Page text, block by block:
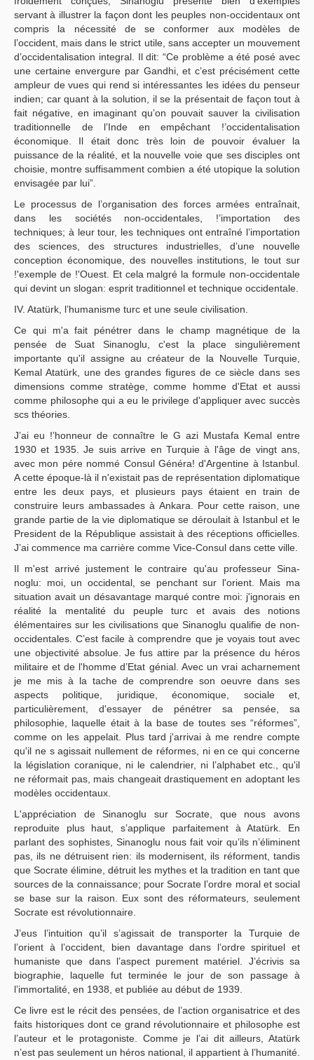
servant à illustrer la façon dont les peuples non-occidentaux ont
compris la nécessité de se conformer aux modèles de
l’occident, mais dans le strict utile, sans accepter un mouvement
d’occidentalisation integral. Il dit: “Ce problème a été posé avec
une certaine envergure par Gandhi, et c’est précisément cette
ampleur de vues qui rend si intéressantes les idées du penseur
indien; car quant à la solution, il se la présentait de façon tout à
fait négative, en imaginant qu’on pouvait sauver la civilisation
traditionnelle de l’Inde en empêchant !’occidentalisation
économique. Il était donc très loin de pouvoir évaluer la
puissance de la réalité, et la nouvelle voie que ses disciples ont
choisie, montre suffisamment combien a été utopique la solution
envisagée par lui”.
Le processus de l’organisation des forces armées entraînait,
dans les sociétés non-occidentales, !’importation des
techniques; à leur tour, les techniques ont entraîné l’importation
des sciences, des structures industrielles, d’une nouvelle
conception économique, des nouvelles institutions, le tout sur
!'exemple de !'Ouest. Et cela malgré la formule non-occidentale
qui devint un slogan: esprit traditionnel et technique occidentale.
IV. Atatürk, l’humanisme turc et une seule civilisation.
Ce qui m'a fait pénétrer dans le champ magnétique de la
pensée de Suat Sinanoglu, c'est la place singulièrement
importante qu'il assigne au créateur de la Nouvelle Turquie,
Kemal Atatürk, une des grandes figures de ce siècle dans ses
dimensions comme stratège, comme homme d'Etat et aussi
comme philosophe qui a eu le privilege d'appliquer avec succès
scs théories.
J’ai eu !’honneur de connaître le G azi Mustafa Kemal entre
1930 et 1935. Je suis arrive en Turquie à l'âge de vingt ans,
avec mon pére nommé Consul Généra! d'Argentine à Istanbul.
A cette époque-là il n'existait pas de représentation diplomatique
entre les deux pays, et plusieurs pays étaient en train de
construire leurs ambassades à Ankara. Pour cette raison, une
grande partie de la vie diplomatique se déroulait à Istanbul et le
President de la République assistait à des réceptions officielles.
J’ai commence ma carrière comme Vice-Consul dans cette ville.
Il m'est arrivé justement le contraire qu'au professeur Sina-
noglu: moi, un occidental, se penchant sur l'orient. Mais ma
situation avait un désavantage marqué contre moi: j'ignorais en
réalité la mentalité du peuple turc et avais des notions
élémentaires sur les civilisations que Sinanoglu qualifie de non-
occidentales. C’est facile à comprendre que je voyais tout avec
une objectivité absolue. Je fus attire par la présence du héros
militaire et de l'homme d’Etat génial. Avec un vrai acharnement
je me mis à la tache de comprendre son oeuvre dans ses
aspects politique, juridique, économique, sociale et,
particulièrement, d'essayer de pénétrer sa pensée, sa
philosophie, laquelle était à la base de toutes ses “réformes”,
comme on les appelait. Plus tard j'arrivai à me rendre compte
qu'il ne s agissait nullement de réformes, ni en ce qui concerne
la législation coranique, ni le calendrier, ni l’alphabet etc., qu'il
ne réformait pas, mais changeait drastiquement en adoptant les
modèles occidentaux.
L'appréciation de Sinanoglu sur Socrate, que nous avons
reproduite plus haut, s’applique parfaitement à Atatürk. En
parlant des sophistes, Sinanoglu nous fait voir qu’ils n’éliminent
pas, ils ne détruisent rien: ils modernisent, ils réforment, tandis
que Socrate élimine, détruit les mythes et la tradition en tant que
sources de la connaissance; pour Socrate l’ordre moral et social
se base sur la raison. Eux sont des réformateurs, seulement
Socrate est révolutionnaire.
J’eus l’intuition qu’il s’agissait de transporter la Turquie de
l’orient à l’occident, bien davantage dans l’ordre spirituel et
humaniste que dans l’aspect purement matériel. J’écrivis sa
biographie, laquelle fut terminée le jour de son passage à
l’immortalité, en 1938, et publiée au début de 1939.
Ce livre est le récit des pensées, de l’action organisatrice et des
faits historiques dont ce grand révolutionnaire et philosophe est
l’auteur et le protagoniste. Comme je l’ai dit ailleurs, Atatürk
n’est pas seulement un héros national, il appartient à l’humanité.